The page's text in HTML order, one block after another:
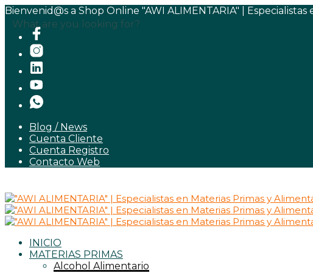
Bienvenid@s a Shop Online "AWI ALIMENTARIA" |
Blog / News
Cuenta Cliente
Cuenta Registro
Contacto Web
INICIO
MATERIAS PRIMAS
Alcohol Alimentario
What are you looking for?